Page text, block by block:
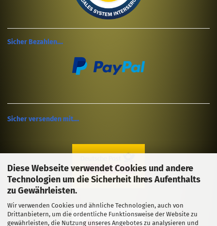
Diese Webseite verwendet Cookies und andere
Technologien um die Sicherheit Ihres Aufenthalts
zu Gewährleisten.
Wir verwenden Cookies und ähnliche Technologien, auch von
Drittanbietern, um die ordentliche Funktionsweise der Website zu
gewährleisten, die Nutzung unseres Angebotes zu analysieren und
Sicher Bezahlen....
Sicher versenden mit....